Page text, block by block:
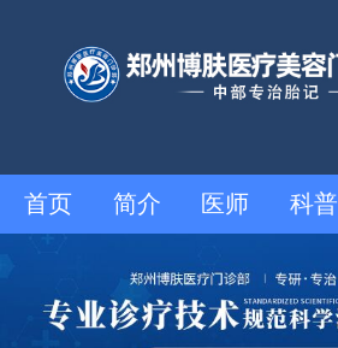
首页 简介 医师 科普